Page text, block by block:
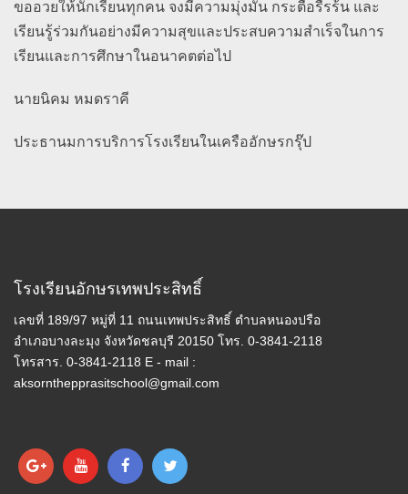
ขออวยให้นักเรียนทุกคน จงมีความมุ่งมั่น กระตือรืรร้น และ
เรียนรู้ร่วมกันอย่างมีความสุขและประสบความสำเร็จในการ
เรียนและการศึกษาในอนาคตต่อไป
นายนิคม หมดราคี
ประธานมการบริการโรงเรียนในเครืออักษรกรุ๊ป
โรงเรียนอักษรเทพประสิทธิ์
เลขที่ 189/97 หมู่ที่ 11 ถนนเทพประสิทธิ์ ตำบลหนองปรือ
อำเภอบางละมุง จังหวัดชลบุรี 20150 โทร. 0-3841-2118
โทรสาร. 0-3841-2118 E - mail :
aksornthepprasitschool@gmail.com